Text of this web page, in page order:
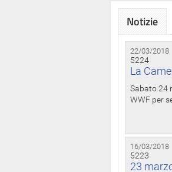
Notizie
22/03/2018
5224
La
Sabato 24
WWF per
16/03/2018
5223
23